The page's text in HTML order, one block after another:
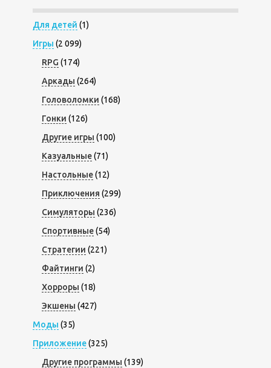
Для детей (1)
Игры (2 099)
RPG (174)
Аркады (264)
Головоломки (168)
Гонки (126)
Другие игры (100)
Казуальные(71)
Настольные(12)
Приключения (299)
Симуляторы (236)
Спортивные(54)
Стратегии (221)
Файтинги (2)
Хорроры (18)
Экшены (427)
Моды (35)
Приложение(325)
Другие программы (139)